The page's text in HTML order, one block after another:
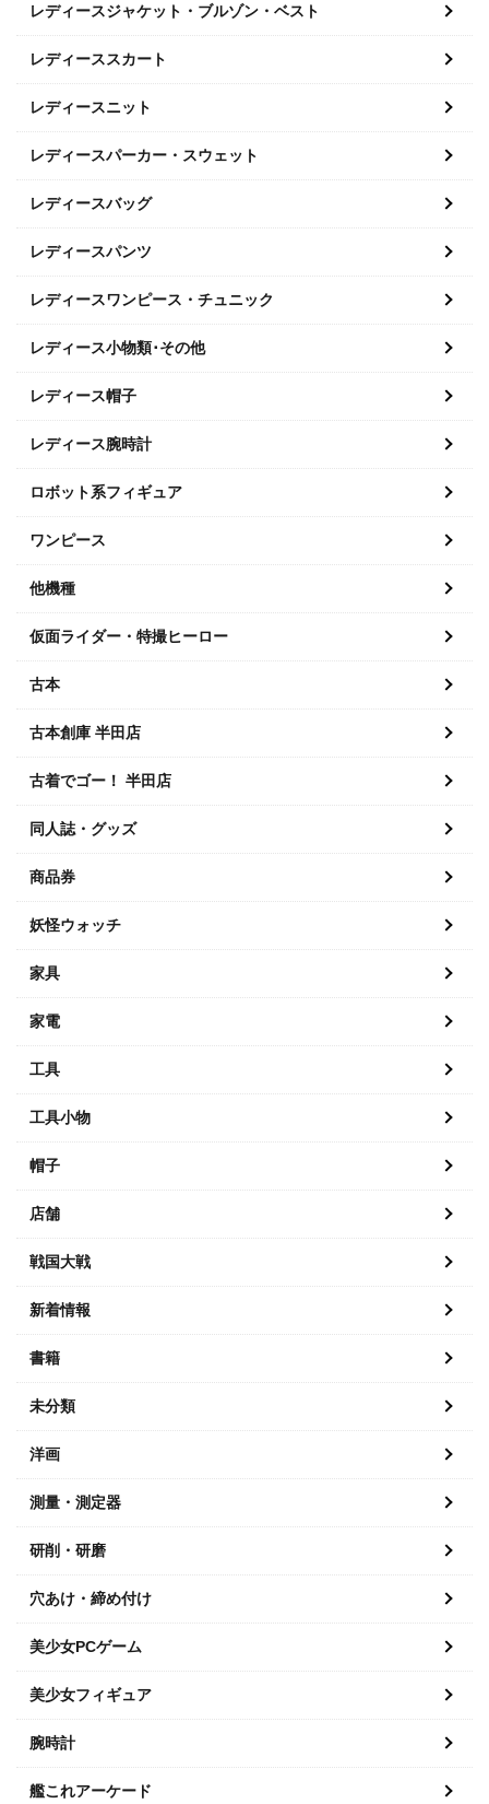
レディースジャケット・ブルゾン・ベスト
レディーススカート
レディースニット
レディースパーカー・スウェット
レディースバッグ
レディースパンツ
レディースワンピース・チュニック
レディース小物類･その他
レディース帽子
レディース腕時計
ロボット系フィギュア
ワンピース
他機種
仮面ライダー・特撮ヒーロー
古本
古本創庫 半田店
古着でゴー！ 半田店
同人誌・グッズ
商品券
妖怪ウォッチ
家具
家電
工具
工具小物
帽子
店舗
戦国大戦
新着情報
書籍
未分類
洋画
測量・測定器
研削・研磨
穴あけ・締め付け
美少女PCゲーム
美少女フィギュア
腕時計
艦これアーケード